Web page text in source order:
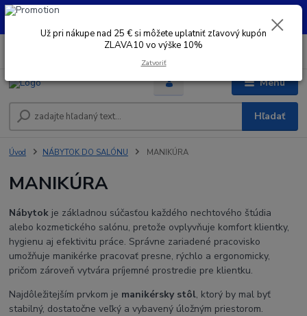
UŽ PRI NÁKUPE OD 30 € SI MOŽETE UPLATNIŤ ZĽAVOVÝ KUPÓN -
Menu
EUR
Hľadať
Úvod NÁBYTOK DO SALÓNU MANIKÚRA
MANIKÚRA
Nábytok je základnou súčasťou každého nechtového štúdia
alebo kozmetického salónu, pretože ovplyvňuje komfort klientky,
hygienu aj efektivitu práce. Správne zariadené pracovisko
umožňuje manikérke pracovať presne, rýchlo a ergonomicky,
pričom zároveň vytvára príjemné prostredie pre klientku.
Najdôležitejším prvkom je manikérsky stôl, ktorý by mal byť
stabilný, dostatočne veľký a vybavený úložným priestorom.
Už pri nákupe nad 25 € si môžete uplatniť zľavový kupón
ZLAVA10 vo výške 10%
Zatvoriť